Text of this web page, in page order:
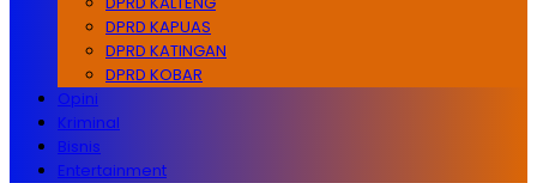
DPRD KAPUAS
DPRD KATINGAN
DPRD KOBAR
Opini
Kriminal
Bisnis
Entertainment